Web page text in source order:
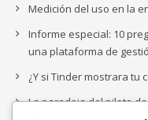
Medición del uso en la
Informe especial: 10
una plataforma de
¿Y si Tinder mostrara tu
La paradoja del piloto